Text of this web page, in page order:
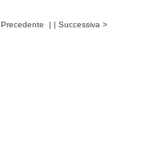
Precedente | | Successiva >